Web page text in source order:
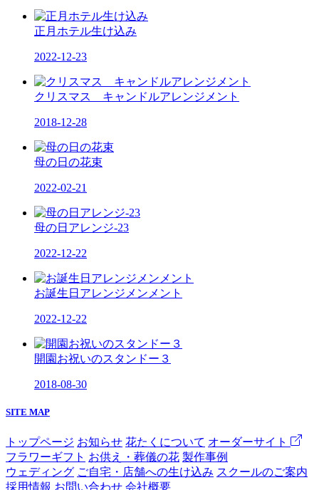
正月ホテル生け込み
2022-12-23
クリスマス キャンドルアレンジメント
2018-12-28
母の日の花束
2022-02-21
母の日アレンジ-23
2022-12-22
お誕生日アレンジメンメント
2022-12-22
開園お祝いのスタンドー３
2018-08-30
SITE MAP
トップページ お知らせ 花たくについて オーダーサイト
フラワーギフト お供え・葬儀の花 製作事例
ウェディング ご自宅・店舗への生け込み スクールのご案内
採用情報 お問い合わせ 会社概要